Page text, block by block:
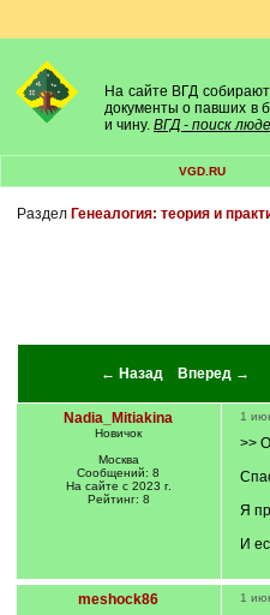
На сайте ВГД
документы о павших в
и чину. ВГД - поиск
VGD.RU
Раздел Генеалогия: теория и
← Назад Вперед →
Nadia_Mitiakina
Новичок
Москва
Сообщений: 8
На сайте с 2023 г.
Рейтинг: 8
1
>>
Я
И
meshock86 1